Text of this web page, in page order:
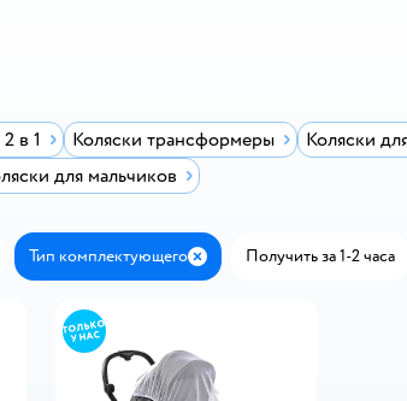
в 1 Коляски трансформеры Коляски
для мальчиков
Тип комплектующего ЗакрытьПолучить за 1-2 часа